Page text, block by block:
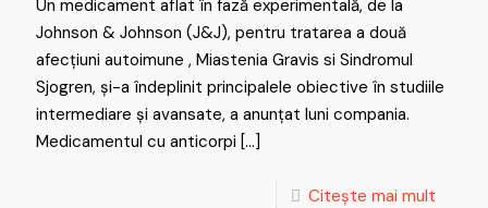
Un medicament aflat în fază experimentală, de la
Johnson & Johnson (J&J), pentru tratarea a două
afecțiuni autoimune , Miastenia Gravis si Sindromul
Sjogren, și-a îndeplinit principalele obiective în studiile
intermediare și avansate, a anunțat luni compania.
Medicamentul cu anticorpi […]
Citește mai mult